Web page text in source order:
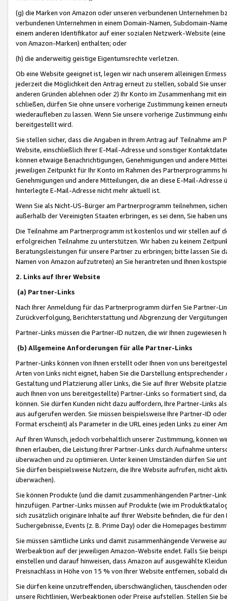
(g) die Marken von Amazon oder unseren verbundenen Unternehmen
verbundenen Unternehmen in einem Domain-Namen, Subdomain-
einem anderen Identifikator auf einer sozialen Netzwerk-Website
von Amazon-Marken) enthalten; oder
(h) die anderweitig geistige Eigentumsrechte verletzen.
Ob eine Website geeignet ist, legen wir nach unserem alleinigen
jederzeit die Möglichkeit den Antrag erneut zu stellen, sobald Sie
anderen Gründen ablehnen oder 2) Ihr Konto im Zusammenhang mit
schließen, dürfen Sie ohne unsere vorherige Zustimmung keinen
wiederaufleben zu lassen. Wenn Sie unsere vorherige Zustimmung
bereitgestellt wird.
Sie stellen sicher, dass die Angaben in Ihrem Antrag auf Teilnahme
Website, einschließlich Ihrer E-Mail-Adresse und sonstiger
können etwaige Benachrichtigungen, Genehmigungen und andere
jeweiligen Zeitpunkt für Ihr Konto im Rahmen des Partnerprogramms
Genehmigungen und andere Mitteilungen, die an diese E-Mail-
hinterlegte E-Mail-Adresse nicht mehr aktuell ist.
Wenn Sie als Nicht-US-Bürger am Partnerprogramm teilnehmen,
außerhalb der Vereinigten Staaten erbringen, es sei denn, Sie haben
Die Teilnahme am Partnerprogramm ist kostenlos und wir stellen auf
erfolgreichen Teilnahme zu unterstützen. Wir haben zu keinem
Beratungsleistungen für unsere Partner zu erbringen; bitte lassen Sie
Namen von Amazon aufzutreten) an Sie herantreten und Ihnen
2. Links auf Ihrer Website
(a) Partner-Links
Nach Ihrer Anmeldung für das Partnerprogramm dürfen Sie Partner-
Zurückverfolgung, Berichterstattung und Abgrenzung der
Partner-Links müssen die Partner-ID nutzen, die wir Ihnen zugewiesen
(b) Allgemeine Anforderungen für alle Partner-Links
Partner-Links können von Ihnen erstellt oder Ihnen von uns
Arten von Links nicht eignet, haben Sie die Darstellung
Gestaltung und Platzierung aller Links, die Sie auf Ihrer Website
auch Ihnen von uns bereitgestellte) Partner-Links so formatiert sind,
können. Sie dürfen Kunden nicht dazu auffordern, Ihre Partner-Links
aus aufgerufen werden. Sie müssen beispielsweise Ihre Partner-ID
Format erscheint) als Parameter in die URL eines jeden Links zu einer
Auf Ihren Wunsch, jedoch vorbehaltlich unserer Zustimmung, können
Ihnen erlauben, die Leistung Ihrer Partner-Links durch Aufnahme
überwachen und zu optimieren. Unter keinen Umständen dürfen Sie
Sie dürfen beispielsweise Nutzern, die Ihre Website aufrufen, nicht
überwachen).
Sie können Produkte (und die damit zusammenhängenden Partner-
hinzufügen. Partner-Links müssen auf Produkte (wie im
sich zusätzlich originäre Inhalte auf Ihrer Website befinden, die für
Suchergebnisse, Events (z. B. Prime Day) oder die Homepages
Sie müssen sämtliche Links und damit zusammenhängende
Werbeaktion auf der jeweiligen Amazon-Website endet. Falls Sie
einstellen und darauf hinweisen, dass Amazon auf ausgewählte
Preisnachlass in Höhe von 15 % von Ihrer Website entfernen, sobald
Sie dürfen keine unzutreffenden, überschwänglichen, täuschenden
unsere Richtlinien, Werbeaktionen oder Preise aufstellen. Stellen Sie